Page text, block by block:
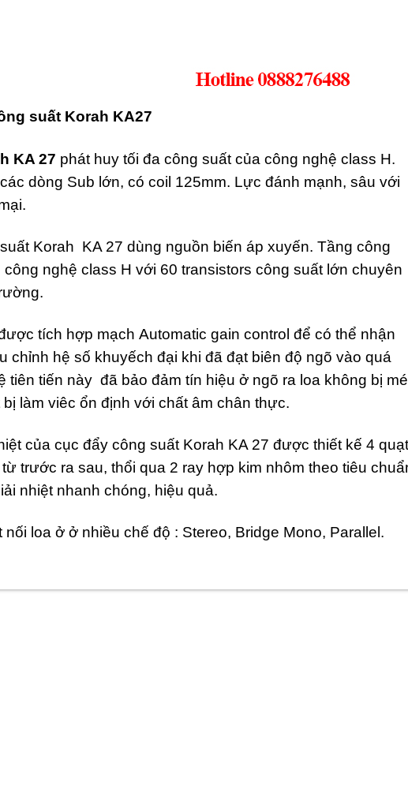
suất Korah KA27
KA 27 phát huy tối đa công suất của công nghệ class H.
dòng Sub lớn, có coil 125mm. Lực đánh mạnh, sâu với
Korah KA 27 dùng nguồn biến áp xuyến. Tầng công
nghệ class H với 60 transistors công suất lớn chuyên
tích hợp mạch Automatic gain control để có thể nhận
chỉnh hệ số khuyếch đại khi đã đạt biên độ ngõ vào quá
tiên tiến này đã bảo đảm tín hiệu ở ngõ ra loa không bị
làm viêc ổn định với chất âm chân thực.
của cục đẩy công suất Korah KA 27 được thiết kế 4 quạt
trước ra sau, thổi qua 2 ray hợp kim nhôm theo tiêu
nhiệt nhanh chóng, hiệu quả.
loa ở ở nhiều chế độ : Stereo, Bridge Mono, Parallel.